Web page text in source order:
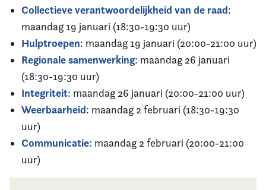
Collectieve verantwoordelijkheid van de raad:
maandag 19 januari (18:30-19:30 uur)
Hulptroepen: maandag 19 januari (20:00-21:00 uur)
Regionale samenwerking: maandag 26 januari
(18:30-19:30 uur)
Integriteit: maandag 26 januari (20:00-21:00 uur)
Weerbaarheid: maandag 2 februari (18:30-19:30
uur)
Communicatie: maandag 2 februari (20:00-21:00
uur)